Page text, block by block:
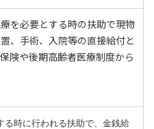
を必要とする時の扶助で現物
、手術、入院等の直接給付と
険や後期高齢者医療制度から
る時に行われる扶助で、金銭給